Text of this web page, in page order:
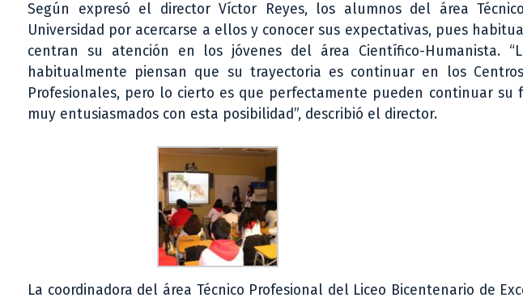
Según expresó el director Víctor Reyes, los alumnos del área
Universidad por acercarse a ellos y conocer sus expectativas, pues
centran su atención en los jóvenes del área Científico-Humanista.
habitualmente piensan que su trayectoria es continuar en los
Profesionales, pero lo cierto es que perfectamente pueden continuar su
muy entusiasmados con esta posibilidad”, describió el director.
La coordinadora del área Técnico Profesional del Liceo Bicentenario de